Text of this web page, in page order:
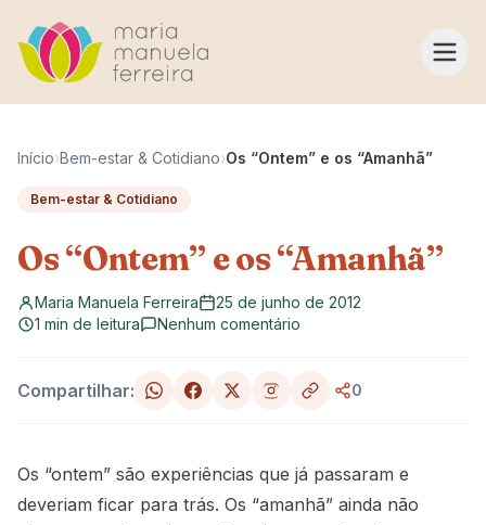
Início›Bem-estar & Cotidiano›Os “Ontem” e os “Amanhã”
Bem-estar & Cotidiano
Os “Ontem” e os “Amanhã”
Maria Manuela Ferreira
25 de junho de 2012
1 min de leitura
Nenhum comentário
Compartilhar: 0
Os “ontem” são experiências que já passaram e
deveriam ficar para trás. Os “amanhã” ainda não